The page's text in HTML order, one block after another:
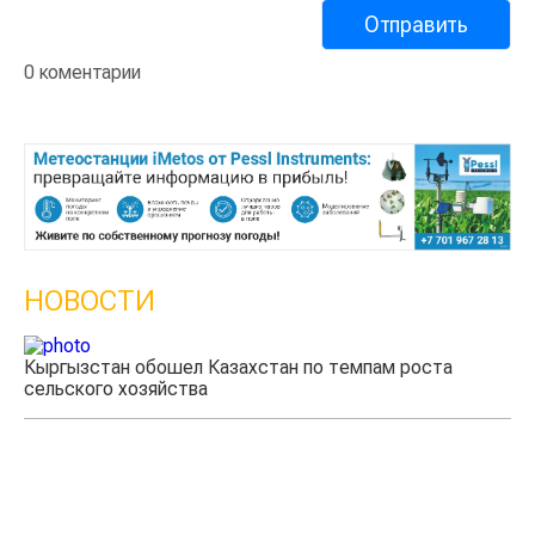
0 коментарии
НОВОСТИ
Кыргызстан обошел Казахстан по темпам роста
сельского хозяйства